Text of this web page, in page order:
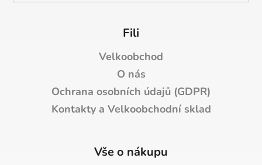
Fili
Velkoobchod
O nás
Ochrana osobních údajů (GDPR)
Kontakty a Velkoobchodní sklad
Vše o nákupu